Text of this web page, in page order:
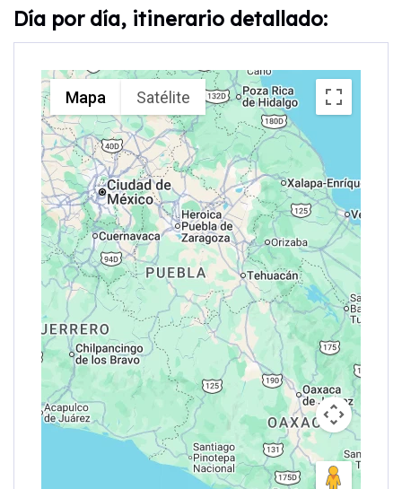
Día por día, itinerario detallado:
Mapa Satélite